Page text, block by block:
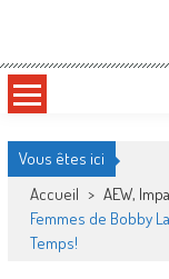
Vous êtes ici
Accueil > AEW,
Femmes de Bobby
Temps!